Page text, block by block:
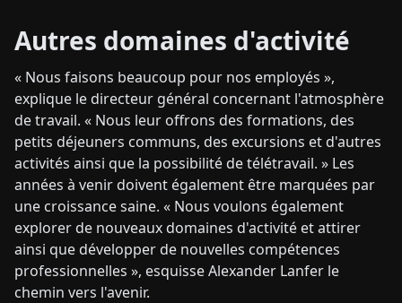
Autres domaines d'activité
« Nous faisons beaucoup pour nos employés »,
explique le directeur général concernant l'atmosphère
de travail. « Nous leur offrons des formations, des
petits déjeuners communs, des excursions et d'autres
activités ainsi que la possibilité de télétravail. » Les
années à venir doivent également être marquées par
une croissance saine. « Nous voulons également
explorer de nouveaux domaines d'activité et attirer
ainsi que développer de nouvelles compétences
professionnelles », esquisse Alexander Lanfer le
chemin vers l'avenir.